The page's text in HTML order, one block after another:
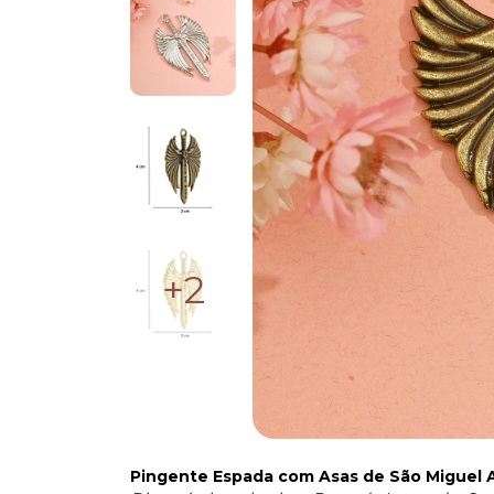
+2
Pingente Espada com Asas de São Miguel